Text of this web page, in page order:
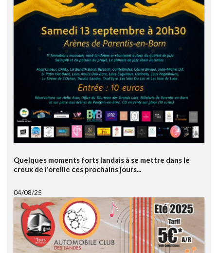
Quelques moments forts landais à se mettre dans le
creux de l'oreille ces prochains jours...
04/08/25